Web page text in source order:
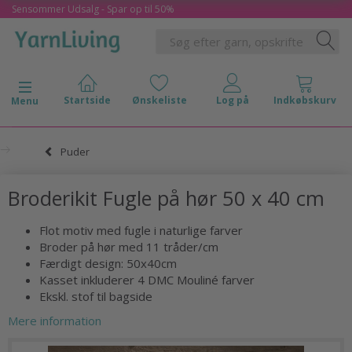
Sensommer Udsalg - Spar op til 50%
Skifte navigation
Menu
Puder
Broderikit Fugle på hør 50 x 40 cm
Flot motiv med fugle i naturlige farver
Broder på hør med 11 tråder/cm
Færdigt design: 50x40cm
Kasset inkluderer 4 DMC Mouliné farver
Ekskl. stof til bagside
Mere information